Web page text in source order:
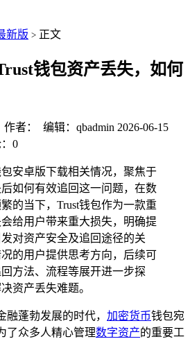
新版 > 正文
钱包资产丢失，如何
者： 编辑：qbadmin 2026-06-15
0
安卓版下载相关情况，聚焦于
如何有效追回这一问题，在数
的当下，Trust钱包作为一款重
给用户带来重大损失，明确提
对资产安全及追回途径的关
的用户提供思考方向，后续可
方法、流程等展开进一步探
资产丢失难题。
蓬勃发展的时代， 加密货币钱包宛
了众多人精心管理数字资产的重要工